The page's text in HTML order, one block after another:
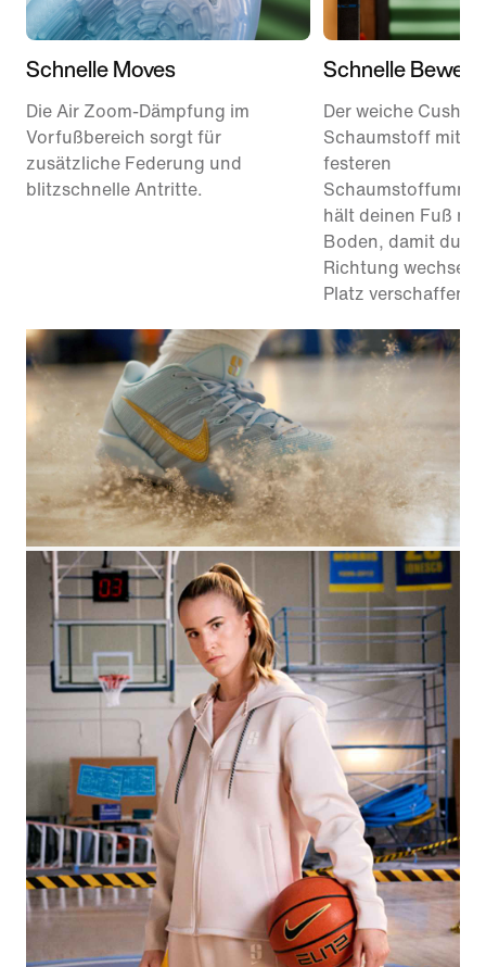
Schnelle Moves
Die Air Zoom-Dämpfung im
Vorfußbereich sorgt für
zusätzliche Federung und
blitzschnelle Antritte.
Schnelle
Der weiche
Schaumstoff mit
festeren
hält deinen Fuß
Boden, damit du
Richtung wechseln
Platz verschaffen